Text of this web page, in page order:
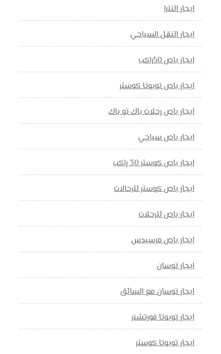
ايجار النترا
ايجار النقل السياحي
ايجار باص 50راكب
ايجار باص تويوتا كوستر
ايجار باص رحلات باك تو باك
ايجار باص سياحي
ايجار باص كوستر 30 راكب
ايجار باص كوستر للرحالات
ايجار باص للرحلات
ايجار باص مرسيدس
ايجار توسان
ايجار توسان مع السائق
ايجار تويوتا فورتشنر
ايجار تويوتا كوستر